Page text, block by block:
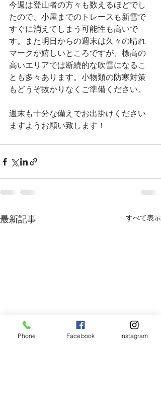
今週は登山者の方々も数えるほどでし
たので、小屋までのトレースも新雪で
すぐに消えてしまう可能性も高いで
す。また明日からの週末は久々の晴れ
マークが嬉しいところですが、標高の
高いエリアでは断続的な吹雪になるこ
とも多々あります。小物類の防寒対策
もどうぞ抜かりなくご準備ください。
週末も十分な備えでお出掛けください
ますようお願い致します！
最新記事 すべて表示
Phone Facebook Instagram